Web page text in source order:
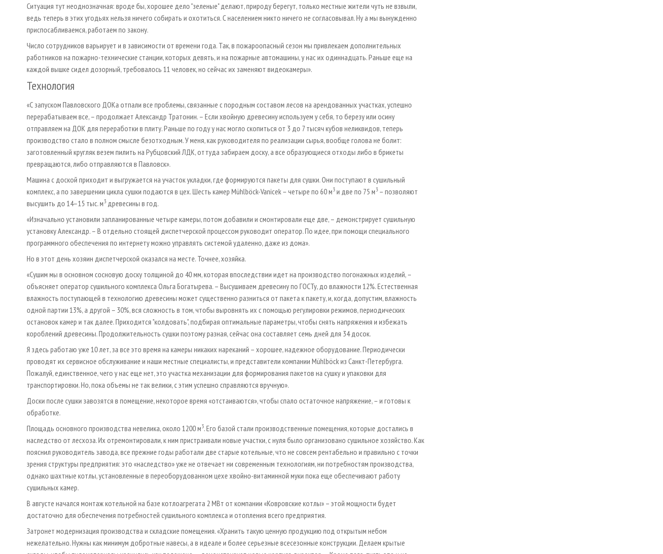
Ситуация тут неоднозначная: вроде бы, хорошее дело "зеленые" делают, природу берегут, только местные жители чуть не взвыли,
ведь теперь в этих угодьях нельзя ничего собирать и охотиться. С населением никто ничего не согласовывал. Ну а мы вынужденно
приспосабливаемся, работаем по закону.
Число сотрудников варьирует и в зависимости от времени года. Так, в пожароопасный сезон мы привлекаем дополнительных
работников на пожарно-технические станции, которых девять, и на пожарные автомашины, у нас их одиннадцать. Раньше еще на
каждой вышке сидел дозорный, требовалось 11 человек, но сейчас их заменяют видеокамеры».
Технология
«С запуском Павловского ДОКа отпали все проблемы, связанные с породным составом лесов на арендованных участках, успешно
перерабатываем все, – продолжает Александр Тратонин. – Если хвойную древесину используем у себя, то березу или осину
отправляем на ДОК для переработки в плиту. Раньше по году у нас могло скопиться от 3 до 7 тысяч кубов неликвидов, теперь
производство стало в полном смысле безотходным. У меня, как руководителя по реализации сырья, вообще голова не болит:
заготовленный кругляк везем пилить на Рубцовский ЛДК, оттуда забираем доску, а все образующиеся отходы либо в брикеты
превращаются, либо отправляются в Павловск».
Машина с доской приходит и выгружается на участок укладки, где формируются пакеты для сушки. Они поступают в сушильный
комплекс, а по завершении цикла сушки подаются в цех. Шесть камер Mühlböck-Vanicek – четыре по 60 м3 и две по 75 м3 – позволяют
высушить до 14–15 тыс. м3 древесины в год.
«Изначально установили запланированные четыре камеры, потом добавили и смонтировали еще две, – демонстрирует сушильную
установку Александр. – В отдельно стоящей диспетчерской процессом руководит оператор. По идее, при помощи специального
программного обеспечения по интернету можно управлять системой удаленно, даже из дома».
Но в этот день хозяин диспетчерской оказался на месте. Точнее, хозяйка.
«Сушим мы в основном сосновую доску толщиной до 40 мм, которая впоследствии идет на производство погонажных изделий, –
объясняет оператор сушильного комплекса Ольга Богатырева. – Высушиваем древесину по ГОСТу, до влажности 12%. Естественная
влажность поступающей в технологию древесины может существенно разниться от пакета к пакету, и, когда, допустим, влажность
одной партии 13%, а другой – 30%, вся сложность в том, чтобы выровнять их с помощью регулировки режимов, периодических
остановок камер и так далее. Приходится "колдовать", подбирая оптимальные параметры, чтобы снять напряжения и избежать
короблений древесины. Продолжительность сушки поэтому разная, сейчас она составляет семь дней для 34 досок.
Я здесь работаю уже 10 лет, за все это время на камеры никаких нареканий – хорошее, надежное оборудование. Периодически
проводят их сервисное обслуживание и наши местные специалисты, и представители компании Mühlböck из Санкт-Петербурга.
Пожалуй, единственное, чего у нас еще нет, это участка механизации для формирования пакетов на сушку и упаковки для
транспортировки. Но, пока объемы не так велики, с этим успешно справляются вручную».
Доски после сушки завозятся в помещение, некоторое время «отстаиваются», чтобы спало остаточное напряжение, – и готовы к
обработке.
Площадь основного производства невелика, около 1200 м3. Его базой стали производственные помещения, которые достались в
наследство от лесхоза. Их отремонтировали, к ним пристраивали новые участки, с нуля было организовано сушильное хозяйство. Как
пояснил руководитель завода, все прежние годы работали две старые котельные, что не совсем рентабельно и правильно с точки
зрения структуры предприятия: это «наследство» уже не отвечает ни современным технологиям, ни потребностям производства,
однако шахтные котлы, установленные в переоборудованном цехе хвойно-витаминной муки пока еще обеспечивают работу
сушильных камер.
В августе начался монтаж котельной на базе котлоагрегата 2 МВт от компании «Ковровские котлы» – этой мощности будет
достаточно для обеспечения потребностей сушильного комплекса и отопления всего предприятия.
Затронет модернизация производства и складские помещения. «Хранить такую ценную продукцию под открытым небом
нежелательно. Нужны как минимум добротные навесы, а в идеале и более серьезные всесезонные конструкции. Делаем крытые